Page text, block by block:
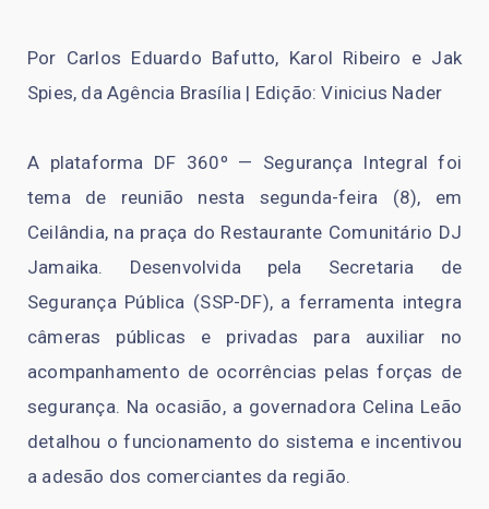
Por Carlos Eduardo Bafutto, Karol Ribeiro e Jak
Spies, da Agência Brasília | Edição: Vinicius Nader
A plataforma DF 360º — Segurança Integral foi
tema de reunião nesta segunda-feira (8), em
Ceilândia, na praça do Restaurante Comunitário DJ
Jamaika. Desenvolvida pela Secretaria de
Segurança Pública (SSP-DF), a ferramenta integra
câmeras públicas e privadas para auxiliar no
acompanhamento de ocorrências pelas forças de
segurança. Na ocasião, a governadora Celina Leão
detalhou o funcionamento do sistema e incentivou
a adesão dos comerciantes da região.